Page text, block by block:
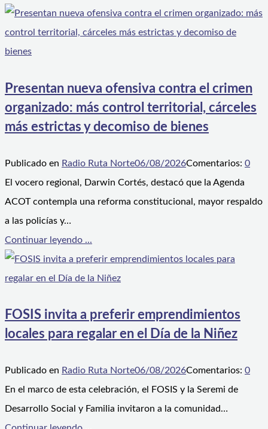
Presentan nueva ofensiva contra el crimen
organizado: más control territorial, cárceles
más estrictas y decomiso de bienes
Publicado en Radio Ruta Norte06/08/2026Comentarios: 0
El vocero regional, Darwin Cortés, destacó que la Agenda
ACOT contempla una reforma constitucional, mayor respaldo
a las policías y…
Continuar leyendo ...
FOSIS invita a preferir emprendimientos
locales para regalar en el Día de la Niñez
Publicado en Radio Ruta Norte06/08/2026Comentarios: 0
En el marco de esta celebración, el FOSIS y la Seremi de
Desarrollo Social y Familia invitaron a la comunidad…